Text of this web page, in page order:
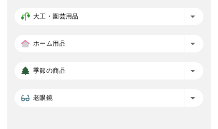
大工・園芸用品
ホーム用品
季節の商品
老眼鏡